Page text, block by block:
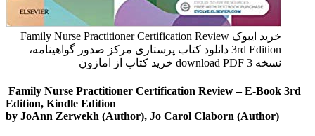
خرید ایبوک Family Nurse Practitioner Certification Review
3rd Edition دانلود کتاب پرستاری مركز صدور گواهينامه،
نسخه 3 download PDF خرید کتاب از امازون
Family Nurse Practitioner Certification Review – E-Book 3rd
Edition, Kindle Edition
by JoAnn Zerwekh (Author), Jo Carol Claborn (Author)